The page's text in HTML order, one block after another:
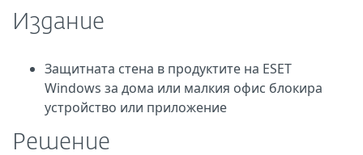
Издание
Защитната стена в продуктите на ESET
Windows за дома или малкия офис блокира
устройство или приложение
Решение